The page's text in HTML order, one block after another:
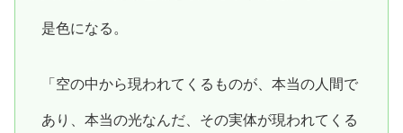
是色になる。
「空の中から現われてくるものが、本当の人間で
あり、本当の光なんだ、その実体が現われてくる